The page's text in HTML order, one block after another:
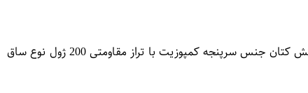
جنس رویه چرم طبیعی گاوی سافتی با ضخامت استاندارد زیره تزریق مستقیم پلی یورتان (PU) محصول کمپانی Coim ایتالیا کفی طبی با روکش کتان جنس سرپنجه کمپوزیت با تراز مقاومتی 200 ژول نوع ساق